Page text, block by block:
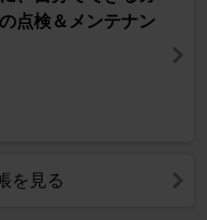
点検＆メンテナン
を見る